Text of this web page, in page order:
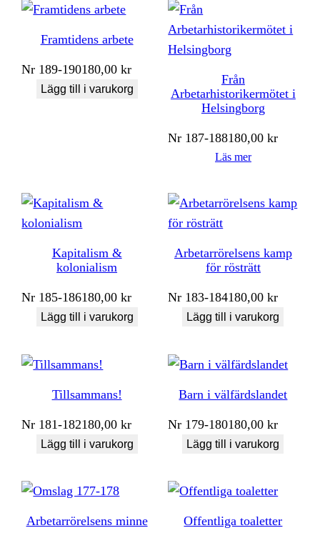
Framtidens arbete
Nr 189-190180,00kr
Lägg till i varukorg
Från
Arbetarhistorikermötet i
Helsingborg
Nr 187-188180,00kr
Läs mer
Kapitalism &
kolonialism
Nr 185-186180,00kr
Lägg till i varukorg
Arbetarrörelsens kamp
för rösträtt
Nr 183-184180,00kr
Lägg till i varukorg
Tillsammans!
Nr 181-182180,00kr
Lägg till i varukorg
Barn i välfärdslandet
Nr 179-180180,00kr
Lägg till i varukorg
Arbetarrörelsens minne Offentliga toaletter